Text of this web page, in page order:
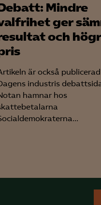
Mindre
ger
och
är också
industris
hamnar hos